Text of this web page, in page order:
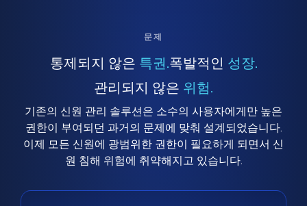
문제
통제되지 않은 특권. 폭발적인 성장.
관리되지 않은 위험.
기존의 신원 관리 솔루션은 소수의 사용자에게만 높은
권한이 부여되던 과거의 문제에 맞춰 설계되었습니다.
이제 모든 신원에 광범위한 권한이 필요하게 되면서 신
원 침해 위험에 취약해지고 있습니다.